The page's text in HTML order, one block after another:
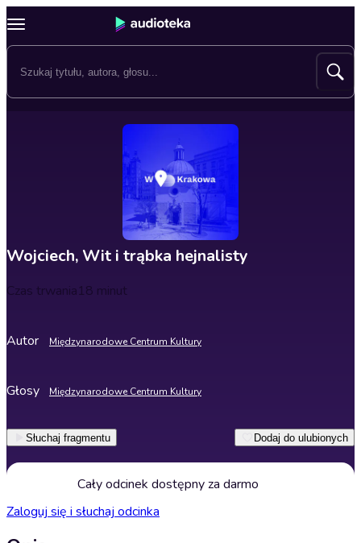
Wojciech, Wit i trąbka hejnalisty
Czas trwania18 minut
Autor Międzynarodowe Centrum Kultury
Głosy Międzynarodowe Centrum Kultury
Słuchaj fragmentu Dodaj do ulubionych
Cały odcinek dostępny za darmo
Zaloguj się i słuchaj odcinka